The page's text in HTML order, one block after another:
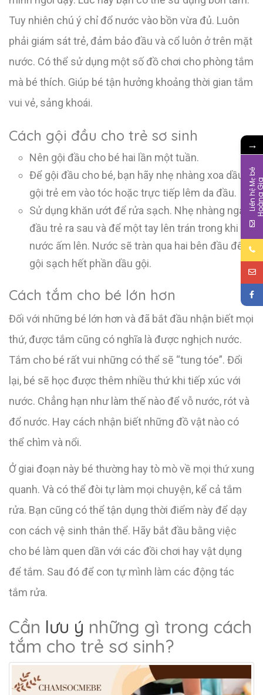
Tuy nhiên chú ý chỉ đổ nước vào bồn vừa đủ. Luôn
phải giám sát trẻ, đảm bảo đầu và cổ luôn ở trên mặt
nước. Có thể sử dụng một số đồ chơi cho phòng tắm
mà bé thích. Giúp bé tận hưởng khoảng thời gian tắm
vui vẻ, sảng khoái.
Cách gội đầu cho trẻ sơ sinh
Nên gội đầu cho bé hai lần một tuần.
Để gội đầu cho bé, bạn hãy nhẹ nhàng xoa dầu
gội trẻ em vào tóc hoặc trực tiếp lêm da đầu.
Sử dụng khăn ướt để rửa sạch. Nhẹ nhàng ngả
đầu trẻ ra sau và để một tay lên trán trong khi đổ
nước ấm lên. Nước sẽ tràn qua hai bên đầu để
gội sạch hết phần dầu gội.
Cách tắm cho bé lớn hơn
Đối với những bé lớn hơn và đã bắt đầu nhận biết mọi
thứ, được tắm cũng có nghĩa là được nghịch nước.
Tắm cho bé rất vui những có thể sẽ “tung tóe”. Đổi
lại, bé sẽ học được thêm nhiều thứ khi tiếp xúc với
nước. Chẳng hạn như làm thế nào để vỗ nước, rót và
đổ nước. Hay cách nhận biết những đồ vật nào có
thể chìm và nổi.
Ở giai đoạn này bé thường hay tò mò về mọi thứ xung
quanh. Và có thể đòi tự làm mọi chuyện, kể cả tắm
rửa. Bạn cũng có thể tận dụng thời điểm này để dạy
con cách vệ sinh thân thể. Hãy bắt đầu bằng việc
cho bé làm quen dần với các đồi chơi hay vật dụng
để tắm. Sau đó để con tự mình làm các động tác
tắm rửa.
Cần lưu ý những gì trong cách
tắm cho trẻ sơ sinh?
→
L
i
ê
n
h
ệ
M
b
é
H
o
à
n
g
G
i